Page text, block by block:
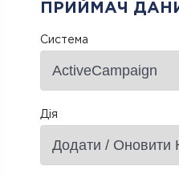
ПРИЙМАЧ
Система
Дія